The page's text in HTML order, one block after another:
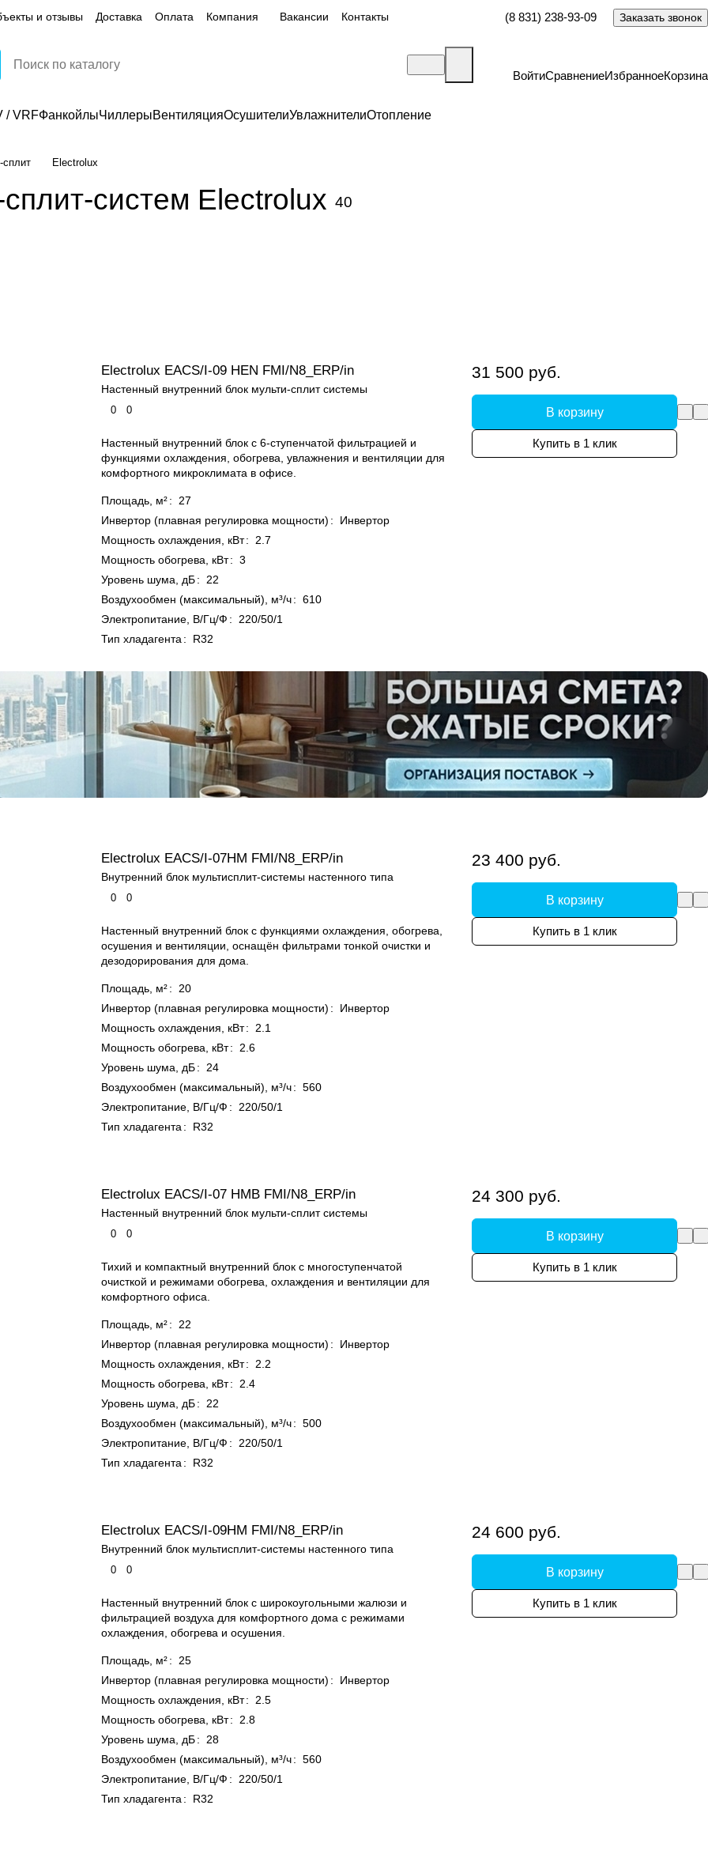
и отзывы Доставка Оплата Компания Вакансии Контакты (8 831) 238-93-09 Заказать звонок
ВойтиСравнениеИзбранноеКорзина
/ VRFФанкойлыЧиллерыВентиляцияОсушителиУвлажнителиОтопление
сплит Electrolux
систем Electrolux 40
Electrolux EACS/I-09 HEN FMI/N8_ERP/in
Настенный внутренний блок мульти-сплит системы
0 0
Настенный внутренний блок с 6-ступенчатой фильтрацией и
функциями охлаждения, обогрева, увлажнения и вентиляции для
комфортного микроклимата в офисе.
Площадь, м²:
27
Инвертор (плавная регулировка мощности) :
Инвертор
Мощность охлаждения, кВт:
2.7
Мощность обогрева, кВт: 3
Уровень шума, дБ:
22
Воздухообмен (максимальный), м³/ч: 610
Электропитание, В/Гц/Ф :
220/50/1
Тип хладагента : R32
31 500 руб.
В корзину
Купить в 1 клик
Electrolux EACS/I-07HM FMI/N8_ERP/in
Внутренний блок мультисплит-системы настенного типа
0 0
Настенный внутренний блок с функциями охлаждения, обогрева,
осушения и вентиляции, оснащён фильтрами тонкой очистки и
дезодорирования для дома.
Площадь, м²:
20
Инвертор (плавная регулировка мощности) :
Инвертор
Мощность охлаждения, кВт:
2.1
Мощность обогрева, кВт:
2.6
Уровень шума, дБ:
24
Воздухообмен (максимальный), м³/ч: 560
Электропитание, В/Гц/Ф :
220/50/1
Тип хладагента : R32
23 400 руб.
В корзину
Купить в 1 клик
Electrolux EACS/I-07 HMB FMI/N8_ERP/in
Настенный внутренний блок мульти-сплит системы
0 0
Тихий и компактный внутренний блок с многоступенчатой
очисткой и режимами обогрева, охлаждения и вентиляции для
комфортного офиса.
Площадь, м²:
22
Инвертор (плавная регулировка мощности) :
Инвертор
Мощность охлаждения, кВт:
2.2
Мощность обогрева, кВт:
2.4
Уровень шума, дБ:
22
Воздухообмен (максимальный), м³/ч: 500
Электропитание, В/Гц/Ф :
220/50/1
Тип хладагента : R32
24 300 руб.
В корзину
Купить в 1 клик
Electrolux EACS/I-09HM FMI/N8_ERP/in
Внутренний блок мультисплит-системы настенного типа
0 0
Настенный внутренний блок с широкоугольными жалюзи и
фильтрацией воздуха для комфортного дома с режимами
охлаждения, обогрева и осушения.
Площадь, м²:
25
Инвертор (плавная регулировка мощности) :
Инвертор
Мощность охлаждения, кВт:
2.5
Мощность обогрева, кВт:
2.8
Уровень шума, дБ:
28
Воздухообмен (максимальный), м³/ч: 560
Электропитание, В/Гц/Ф :
220/50/1
Тип хладагента : R32
24 600 руб.
В корзину
Купить в 1 клик